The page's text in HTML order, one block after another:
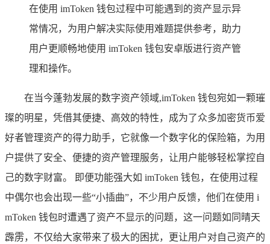
在使用 imToken 钱包过程中可能遇到的资产显示异
常情况，为用户解决实际使用难题提供参考，助力
用户更顺畅地使用 imToken 钱包安卓版进行资产管
理和操作。
在当今蓬勃发展的数字资产领域,imToken 钱包宛如一颗璀
璨的明星，凭借其便捷、高效的特性，成为了众多加密货币爱
好者管理资产的得力助手，它就像一个数字化的保险箱，为用
户提供了安全、便捷的资产管理服务，让用户能够轻松掌控自
己的数字财富。 即便功能强大如 imToken 钱包，在使用过程
中偶尔也会出现一些“小插曲”，不少用户反馈，他们在使用 i
mToken 钱包时遭遇了资产不显示的问题，这一问题如同晴天
霹雳，不仅给大家带来了极大的困扰，更让用户对自己资产的